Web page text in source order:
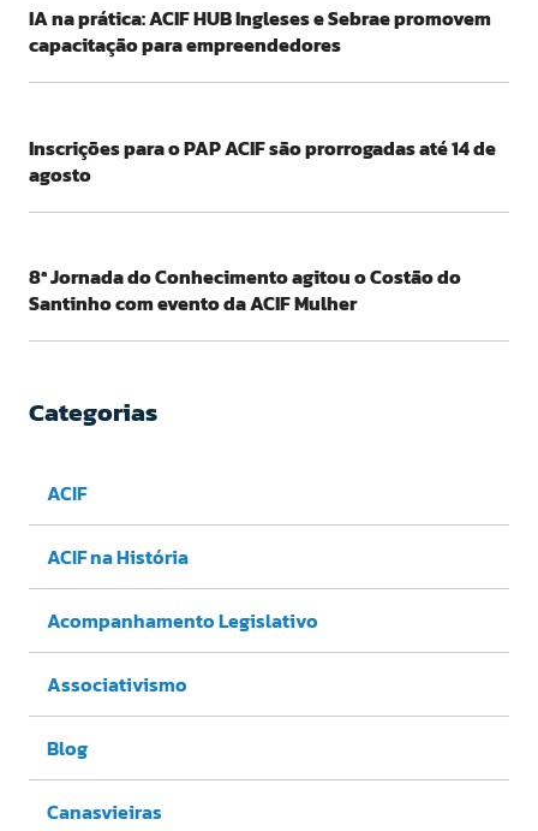
IA na prática: ACIF HUB Ingleses e Sebrae promovem
capacitação para empreendedores
Inscrições para o PAP ACIF são prorrogadas até 14 de
agosto
8ª Jornada do Conhecimento agitou o Costão do
Santinho com evento da ACIF Mulher
Categorias
ACIF
ACIF na História
Acompanhamento Legislativo
Associativismo
Blog
Canasvieiras